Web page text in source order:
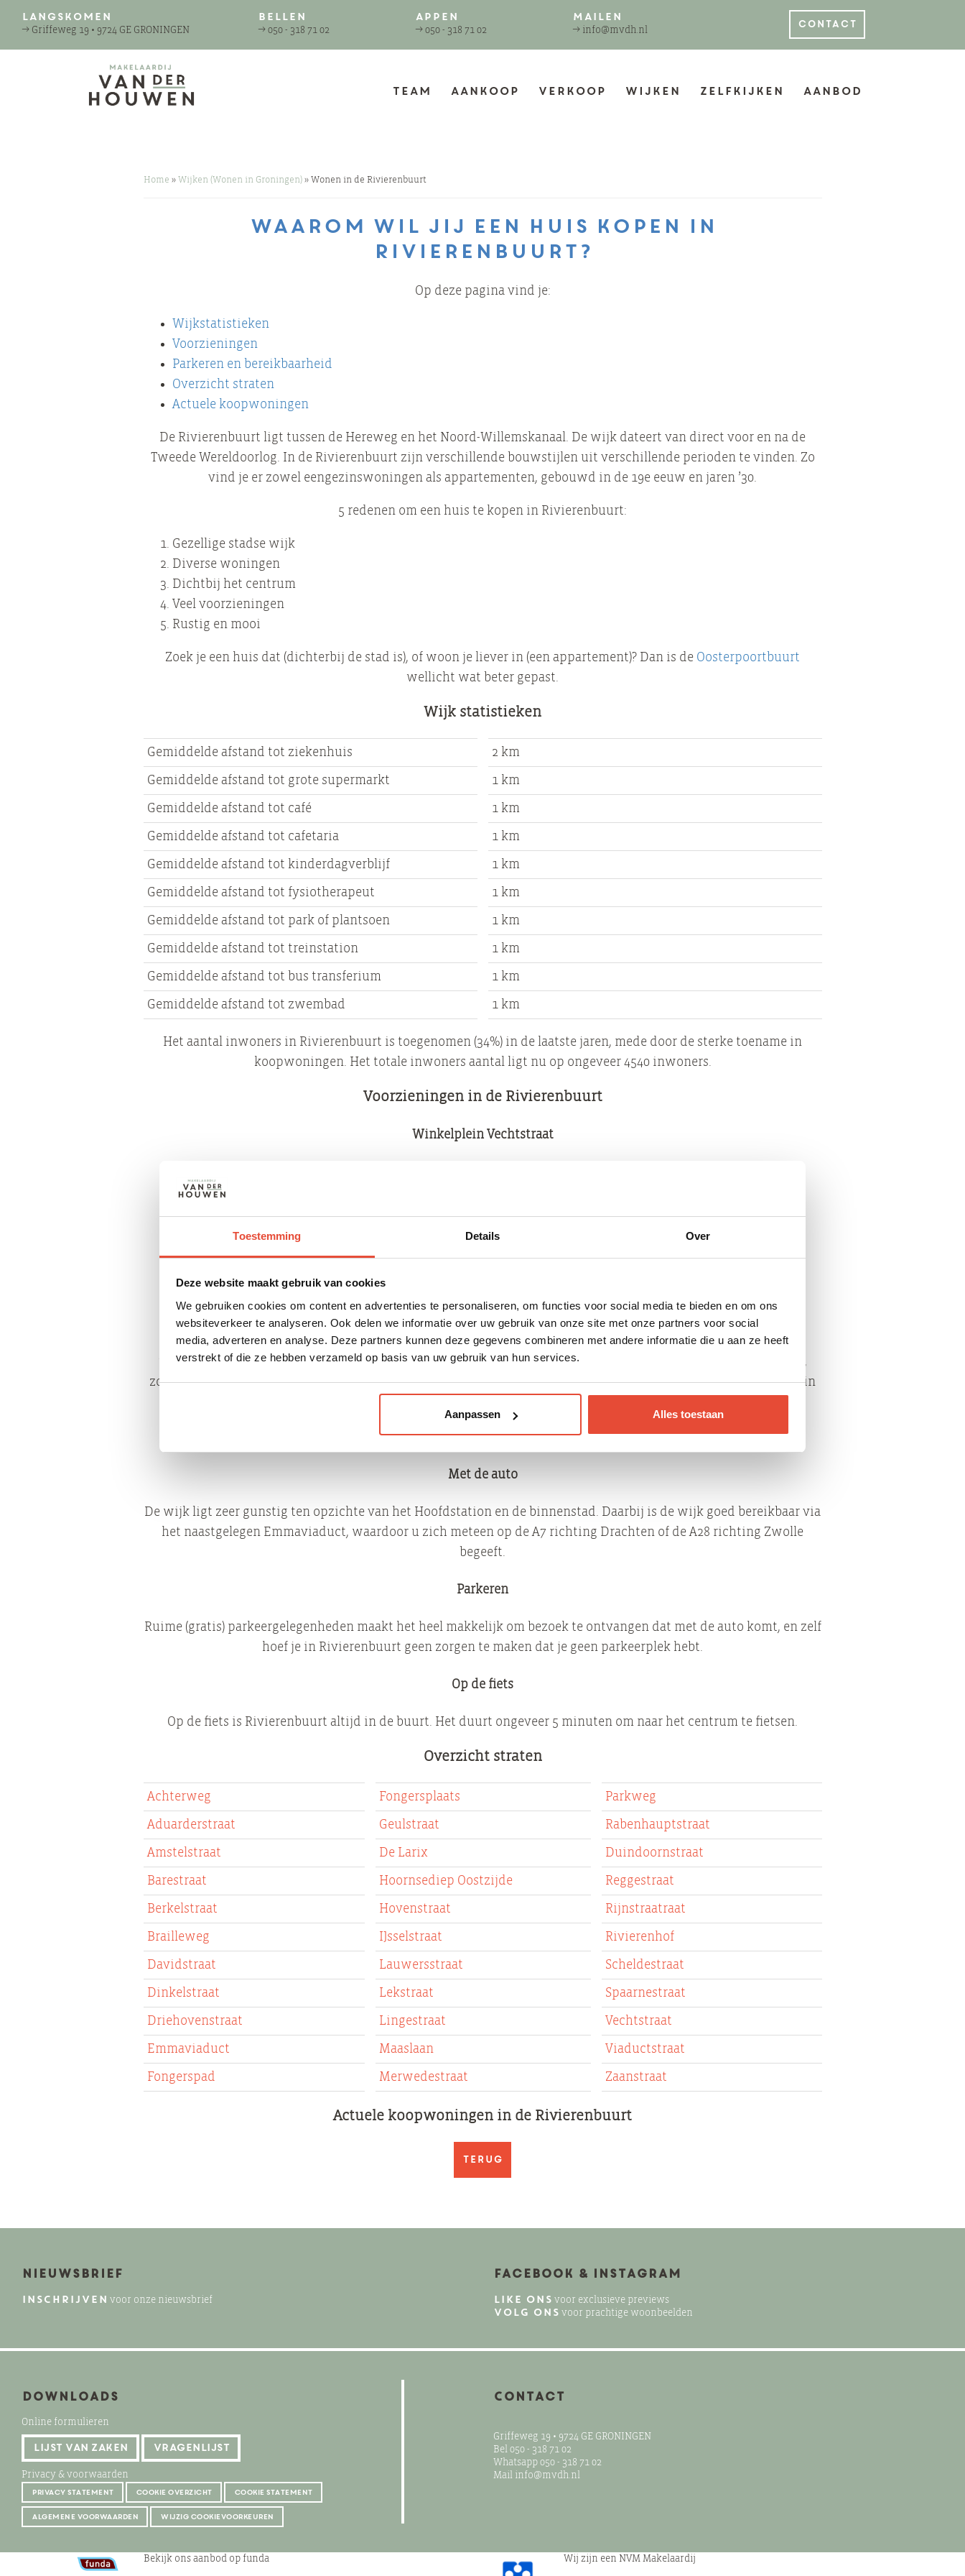
Toestemming Details Over
Deze website maakt gebruik van cookies
We gebruiken cookies om content en advertenties te personaliseren, om functies voor social media te bieden en om ons
websiteverkeer te analyseren. Ook delen we informatie over uw gebruik van onze site met onze partners voor social
media, adverteren en analyse. Deze partners kunnen deze gegevens combineren met andere informatie die u aan ze heeft
verstrekt of die ze hebben verzameld op basis van uw gebruik van hun services.
Aanpassen Alles toestaan
Langskomen
→ Griffeweg 19 • 9724 GE GRONINGEN
Bellen
→ 050 - 318 71 02
Appen
→050 - 318 71 02
Mailen
→ info@mvdh.nl
contact
Team Aankoop Verkoop Wijken Zelfkijken Aanbod
Home » Wijken (Wonen in Groningen) » Wonen in de Rivierenbuurt
Waarom wil jij een huis kopen in
Rivierenbuurt?
Op deze pagina vind je:
Wijkstatistieken
Voorzieningen
Parkeren en bereikbaarheid
Overzicht straten
Actuele koopwoningen
De Rivierenbuurt ligt tussen de Hereweg en het Noord-Willemskanaal. De wijk dateert van direct voor en na de
Tweede Wereldoorlog. In de Rivierenbuurt zijn verschillende bouwstijlen uit verschillende perioden te vinden. Zo
vind je er zowel eengezinswoningen als appartementen, gebouwd in de 19e eeuw en jaren ’30.
5 redenen om een huis te kopen in Rivierenbuurt:
Gezellige stadse wijk
Diverse woningen
Dichtbij het centrum
Veel voorzieningen
Rustig en mooi
Zoek je een huis dat (dichterbij de stad is), of woon je liever in (een appartement)? Dan is de Oosterpoortbuurt
wellicht wat beter gepast.
Wijk statistieken
Gemiddelde afstand tot ziekenhuis 2 km
Gemiddelde afstand tot grote supermarkt 1 km
Gemiddelde afstand tot café 1 km
Gemiddelde afstand tot cafetaria 1 km
Gemiddelde afstand tot kinderdagverblijf 1 km
Gemiddelde afstand tot fysiotherapeut 1 km
Gemiddelde afstand tot park of plantsoen 1 km
Gemiddelde afstand tot treinstation 1 km
Gemiddelde afstand tot bus transferium 1 km
Gemiddelde afstand tot zwembad 1 km
Het aantal inwoners in Rivierenbuurt is toegenomen (34%) in de laatste jaren, mede door de sterke toename in
koopwoningen. Het totale inwoners aantal ligt nu op ongeveer 4540 inwoners.
Voorzieningen in de Rivierenbuurt
Winkelplein Vechtstraat
Stadspark
Het Stadspark, het groene hart van Groningen. Het Stadspark is een ruim opgezet, groen park met leuke
wandelroutes en veel waterpartijen. Voor iedereen is er wat wils, want u kunt er sporten op de vele grasvelden,
zonnen op de groenstroken naast het water, wandelen op de vele paden en de kinderen kunnen er lekker spelen in
Parkeren & Bereikbaarheid
Met de auto
De wijk ligt zeer gunstig ten opzichte van het Hoofdstation en de binnenstad. Daarbij is de wijk goed bereikbaar via
het naastgelegen Emmaviaduct, waardoor u zich meteen op de A7 richting Drachten of de A28 richting Zwolle
begeeft.
Parkeren
Ruime (gratis) parkeergelegenheden maakt het heel makkelijk om bezoek te ontvangen dat met de auto komt, en zelf
hoef je in Rivierenbuurt geen zorgen te maken dat je geen parkeerplek hebt.
Op de fiets
Op de fiets is Rivierenbuurt altijd in de buurt. Het duurt ongeveer 5 minuten om naar het centrum te fietsen.
Overzicht straten
Achterweg Fongersplaats Parkweg
Aduarderstraat Geulstraat Rabenhauptstraat
Amstelstraat De Larix Duindoornstraat
Barestraat Hoornsediep Oostzijde Reggestraat
Berkelstraat Hovenstraat Rijnstraatraat
Brailleweg IJsselstraat Rivierenhof
Davidstraat Lauwersstraat Scheldestraat
Dinkelstraat Lekstraat Spaarnestraat
Driehovenstraat Lingestraat Vechtstraat
Emmaviaduct Maaslaan Viaductstraat
Fongerspad Merwedestraat Zaanstraat
Actuele koopwoningen in de Rivierenbuurt
Terug
Nieuwsbrief
INSCHRIJVEN voor onze nieuwsbrief
Facebook & Instagram
LIKE ONS voor exclusieve previews
VOLG ONS voor prachtige woonbeelden
Downloads
Online formulieren
lijst van zaken vragenlijst
Privacy & voorwaarden
privacy statement cookie overzicht cookie statement
algemene voorwaarden Wijzig cookievoorkeuren
Contact
Griffeweg 19 • 9724 GE GRONINGEN
Bel 050 - 318 71 02
Whatsapp 050 - 318 71 02
Mail info@mvdh.nl
Bekijk ons aanbod op funda Wij zijn een NVM Makelaardij